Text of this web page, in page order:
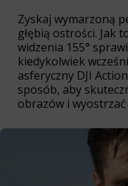
Zyskaj wymarzoną
głębią ostrości. Jak
widzenia 155°
kiedykolwiek
asferyczny DJI
sposób, aby
obrazów i wyostrzać